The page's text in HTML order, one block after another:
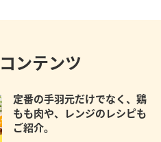
ンテンツ
定番の手羽元だけでなく、鶏
もも肉や、レンジのレシピも
ご紹介。